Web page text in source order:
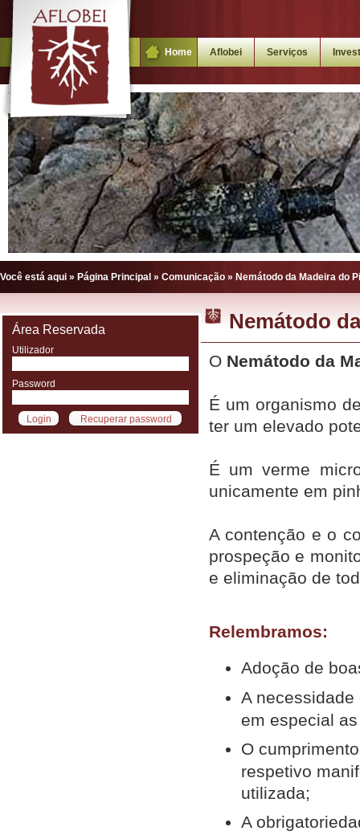
Home Aflobei Serviços
Você está aqui » Página Principal » Comunicação » Nemátodo da Madeira do
Área Reservada
Utilizador
Password
Nemátodo
O Nemátodo da
É um organismo
ter um elevado
É um verme
unicamente em
A contenção e o
prospeção e
e eliminação de
Relembramos:
Adoção de
A
em especial
O
respetivo
utilizada;
A